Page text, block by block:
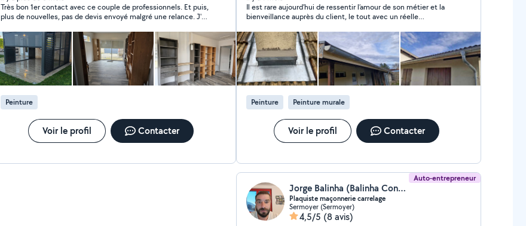
Très bon 1er contact avec ce couple de professionnels. Et puis,
plus de nouvelles, pas de devis envoyé malgré une relance. J'ai
d'excuse et d'explication. Dommage !!! Attention il n'y a là
aucun avis sur le travail. C'est un avis "humain".
Peinture
Voir le profil Contacter
Il est rare aujourd’hui de ressentir l’amour de son métier et la
bienveillance auprès du client, le tout avec un réelle
Prix conforme au devis. Je recommande vivement ce jeune
artisan. VG
Peinture Peinture murale
Voir le profil Contacter
Auto-entrepreneur
Jorge Balinha (Balinha Construction)
Plaquiste maçonnerie carrelage
Sermoyer (Sermoyer)
4,5/5 (8 avis)